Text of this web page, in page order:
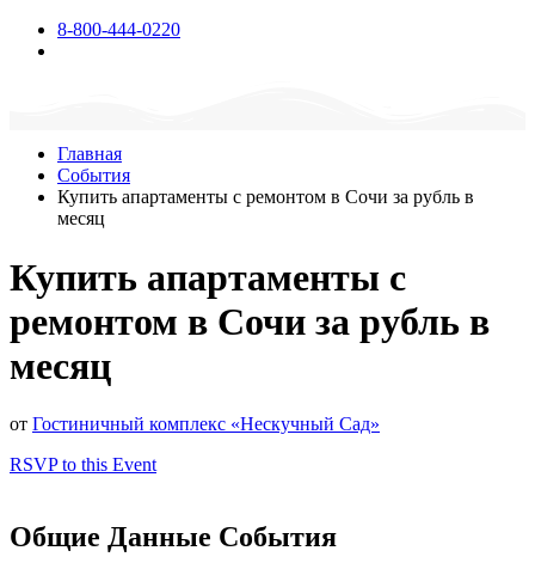
8-800-444-0220
Главная
События
Купить апартаменты с ремонтом в Сочи за рубль в
месяц
Купить апартаменты с
ремонтом в Сочи за рубль в
месяц
от Гостиничный комплекс «Нескучный Сад»
RSVP to this Event
Общие Данные События